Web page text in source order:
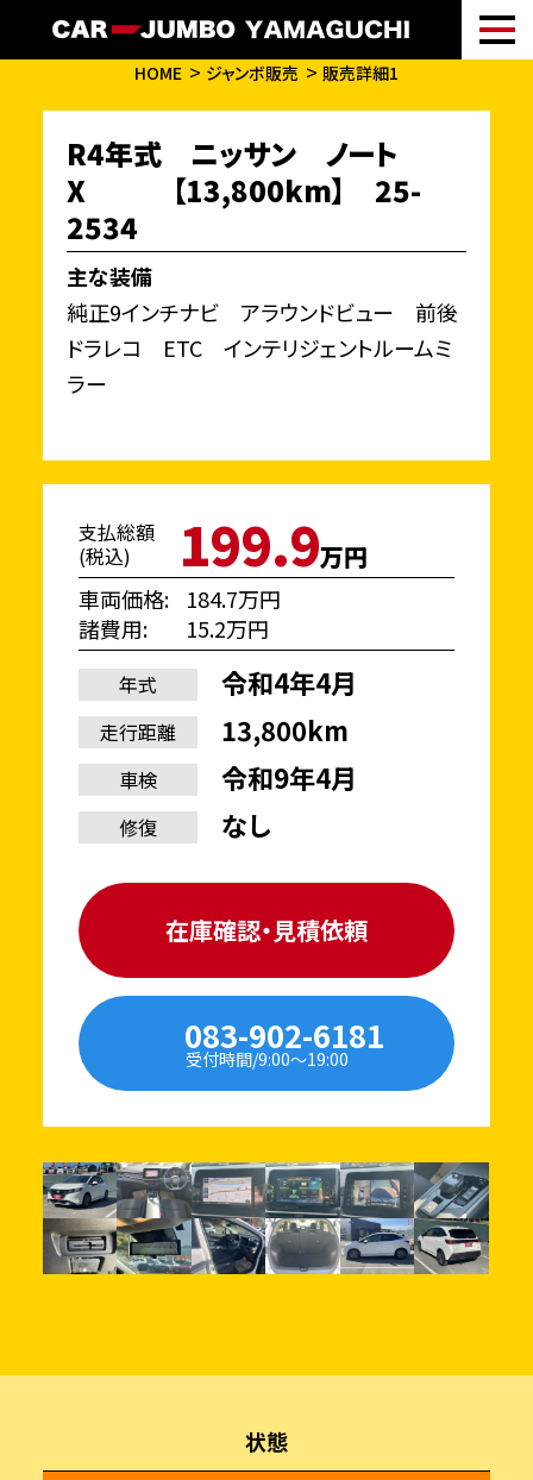
HOME ジャンボ販売 販売詳細1
R4年式 ニッサン ノート
X 【13,800km】 25-
2534
主な装備
純正9インチナビ アラウンドビュー 前後
ドラレコ ETC インテリジェントルームミ
ラー
支払総額
(税込)
199.9万円
車両価格
184.7万円
諸費用
15.2万円
年式 令和4年4月
走行距離 13,800km
車検 令和9年4月
修復 なし
在庫確認・見積依頼
083-902-6181
受付時間/9:00〜19:00
状態